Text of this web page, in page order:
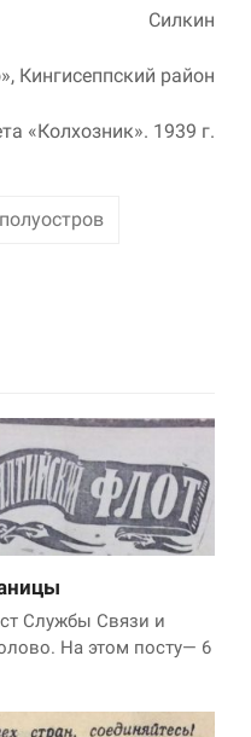
Силкин
Кингисеппский район
«Колхозник». 1939 г.
Службы Связи и
На этом посту— 6
нашего сайта во
время вашего
использования этих
некоторых функций
поведении во время
посещения нашего
сайта, вы повышаете
вероятность того, что
будете получать
персонализированный
контент и
предложения.